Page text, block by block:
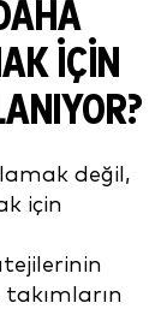
İÇIN
değil,
için